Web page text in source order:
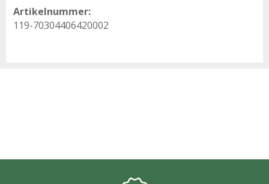
Artikelnummer:
119-70304406420002